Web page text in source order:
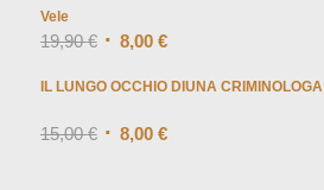
Vele
19,90€ 8,00 €
IL LUNGO OCCHIO DIUNA CRIMINOLOGA
Valutato4.00
15,00€ 8,00 €